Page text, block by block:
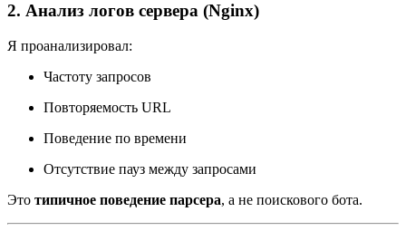
2. Анализ логов сервера (Nginx)
Я проанализировал:
Частоту запросов
Повторяемость URL
Поведение по времени
Отсутствие пауз между запросами
Это типичное поведение парсера, а не поискового бота.